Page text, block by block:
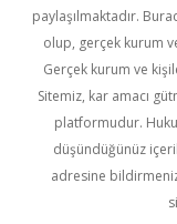
paylaşılmaktadır.
olup, gerçek kurum
Gerçek kurum ve
Sitemiz, kar amacı
platformudur.
düşündüğünüz
adresine